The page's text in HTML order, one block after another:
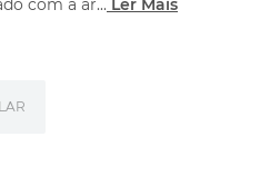
com a ar... Ler Mais